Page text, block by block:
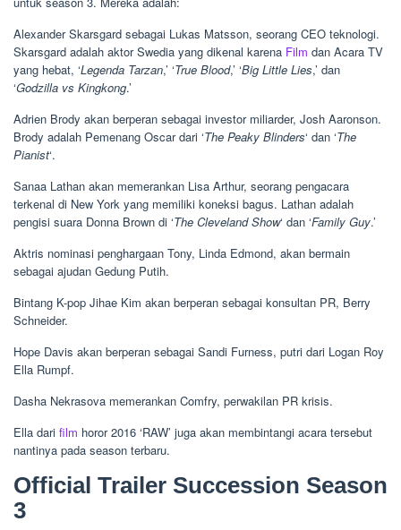
Alexander Skarsgard sebagai Lukas Matsson, seorang CEO teknologi.
Skarsgard adalah aktor Swedia yang dikenal karena Film dan Acara TV
yang hebat, ‘Legenda Tarzan,’ ‘True Blood,’ ‘Big Little Lies,’ dan
‘Godzilla vs Kingkong.’
Adrien Brody akan berperan sebagai investor miliarder, Josh Aaronson.
Brody adalah Pemenang Oscar dari ‘The Peaky Blinders‘ dan ‘The
Pianist‘.
Sanaa Lathan akan memerankan Lisa Arthur, seorang pengacara
terkenal di New York yang memiliki koneksi bagus. Lathan adalah
pengisi suara Donna Brown di ‘The Cleveland Show‘ dan ‘Family Guy.’
Aktris nominasi penghargaan Tony, Linda Edmond, akan bermain
sebagai ajudan Gedung Putih.
Bintang K-pop Jihae Kim akan berperan sebagai konsultan PR, Berry
Schneider.
Hope Davis akan berperan sebagai Sandi Furness, putri dari Logan Roy
Ella Rumpf.
Dasha Nekrasova memerankan Comfry, perwakilan PR krisis.
Ella dari film horor 2016 ‘RAW’ juga akan membintangi acara tersebut
nantinya pada season terbaru.
Official Trailer Succession Season
3